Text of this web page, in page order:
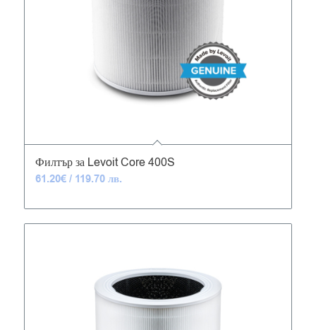
Филтър за Levoit Core 400S
61.20€/ 119.70 лв.